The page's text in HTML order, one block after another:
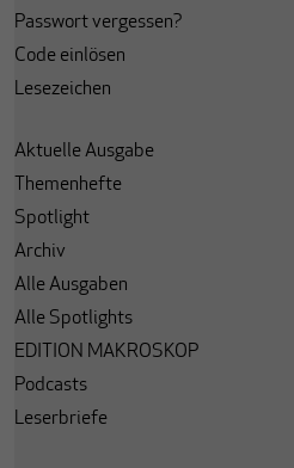
Passwort vergessen?
Code einlösen
Lesezeichen
Aktuelle Ausgabe
Themenhefte
Spotlight
Archiv
Alle Ausgaben
Alle Spotlights
EDITION MAKROSKOP
Podcasts
Leserbriefe